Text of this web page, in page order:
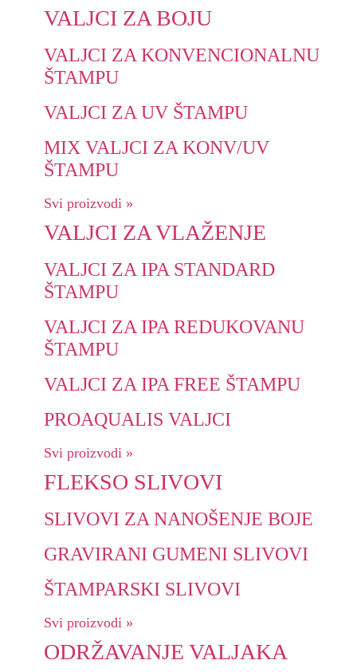
VALJCI ZA BOJU
VALJCI ZA KONVENCIONALNU
ŠTAMPU
VALJCI ZA UV ŠTAMPU
MIX VALJCI ZA KONV/UV
ŠTAMPU
Svi proizvodi »
VALJCI ZA VLAŽENJE
VALJCI ZA IPA STANDARD
ŠTAMPU
VALJCI ZA IPA REDUKOVANU
ŠTAMPU
VALJCI ZA IPA FREE ŠTAMPU
PROAQUALIS VALJCI
Svi proizvodi »
FLEKSO SLIVOVI
SLIVOVI ZA NANOŠENJE BOJE
GRAVIRANI GUMENI SLIVOVI
ŠTAMPARSKI SLIVOVI
Svi proizvodi »
ODRŽAVANJE VALJAKA